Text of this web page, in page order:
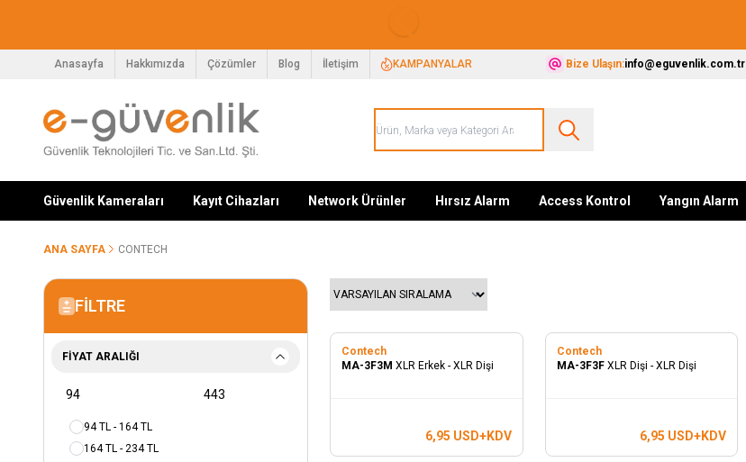
Anasayfa Hakkımızda Çözümler Blog İletişim KAMPANYALAR Bize Ulaşın:info@eguvenlik.com.tr
Güvenlik Kameraları Kayıt Cihazları Network Ürünler Hırsız Alarm Access Kontrol Yangın Alarm
ANA SAYFA CONTECH
FILTRE
FIYAT ARALIĞI
94 TL - 164 TL
164 TL - 234 TL
Contech
MA-3F3M XLR Erkek - XLR Dişi
6,95 USD+KDV
Contech
MA-3F3F XLR Dişi - XLR Dişi
6,95 USD+KDV